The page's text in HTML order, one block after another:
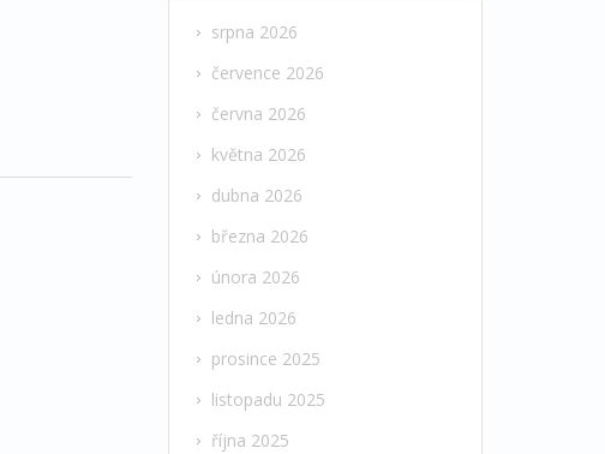
srpna 2026
července 2026
června 2026
května 2026
dubna 2026
března 2026
února 2026
ledna 2026
prosince 2025
listopadu 2025
října 2025